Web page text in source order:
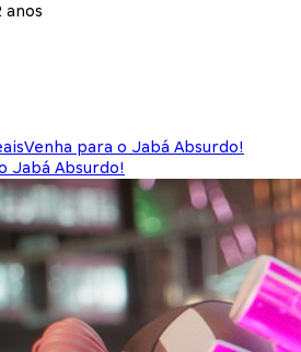
anos
Venha para o Jabá Absurdo!
Jabá Absurdo!